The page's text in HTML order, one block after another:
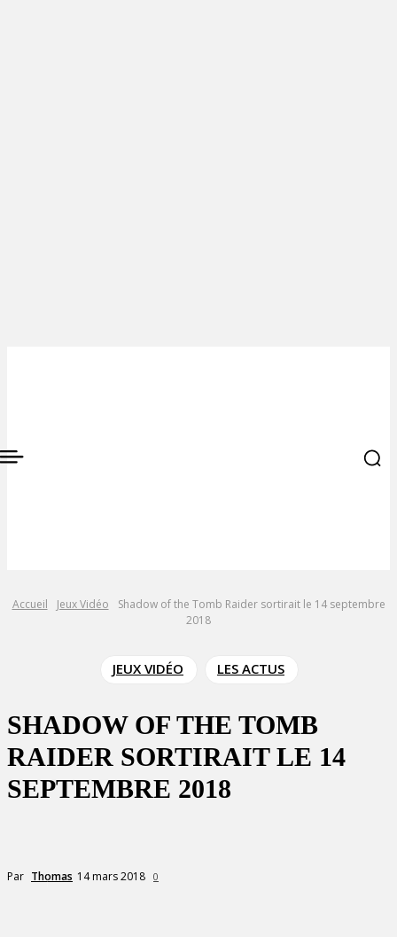
Accueil Jeux Vidéo
Shadow of the Tomb Raider sortirait le 14 septembre
2018
JEUX VIDÉO LES ACTUS
SHADOW OF THE TOMB
RAIDER SORTIRAIT LE 14
SEPTEMBRE 2018
Par Thomas 14 mars 2018 0